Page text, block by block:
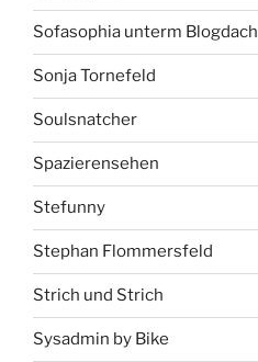
Sofasophia unterm Blogdach
Sonja Tornefeld
Soulsnatcher
Spazierensehen
Stefunny
Stephan Flommersfeld
Strich und Strich
Sysadmin by Bike